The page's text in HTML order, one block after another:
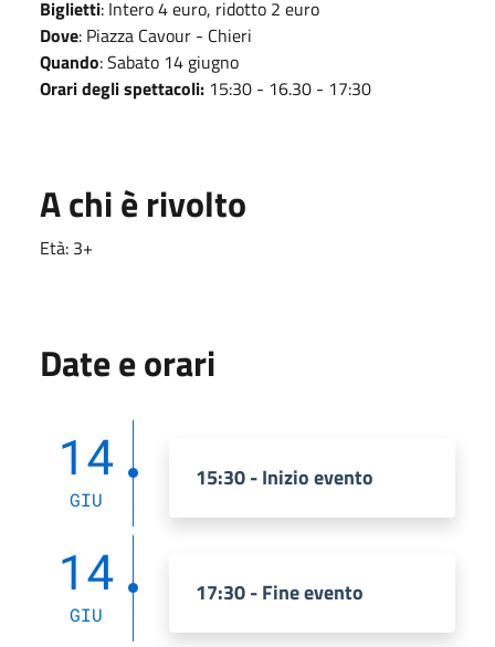
Biglietti: Intero 4 euro, ridotto 2 euro
Dove: Piazza Cavour - Chieri
Quando: Sabato 14 giugno
Orari degli spettacoli: 15:30 - 16.30 - 17:30
A chi è rivolto
Età: 3+
Date e orari
14
GIU
15:30 - Inizio evento
14
GIU
17:30 - Fine evento